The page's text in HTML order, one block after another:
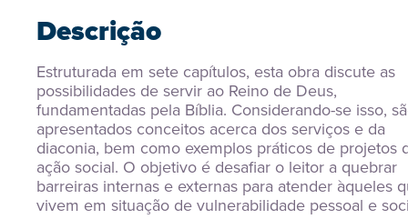
Descrição
Estruturada em sete capítulos, esta obra discute as
possibilidades de servir ao Reino de Deus,
fundamentadas pela Bíblia. Considerando-se isso,
apresentados conceitos acerca dos serviços e da
diaconia, bem como exemplos práticos de projetos
ação social. O objetivo é desafiar o leitor a quebrar
barreiras internas e externas para atender àqueles
vivem em situação de vulnerabilidade pessoal e